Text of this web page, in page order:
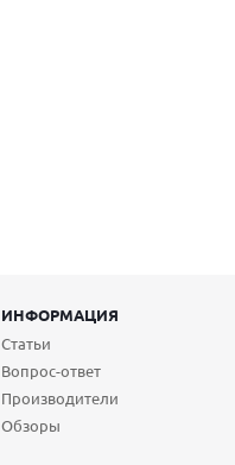
ИНФОРМАЦИЯ
Статьи
Вопрос-ответ
Производители
Обзоры